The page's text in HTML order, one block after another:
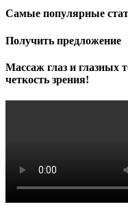
2,000.00₽.
Самые популярные
Получить предложение
Массаж глаз и глазных
четкость зрения!